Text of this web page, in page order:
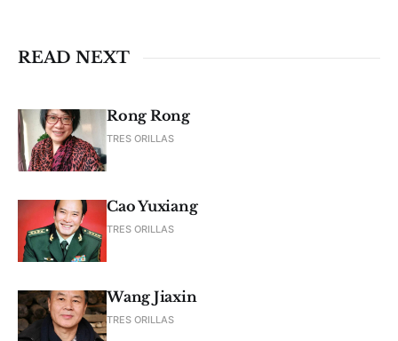
READ NEXT
Rong Rong
TRES ORILLAS
Cao Yuxiang
TRES ORILLAS
Wang Jiaxin
TRES ORILLAS